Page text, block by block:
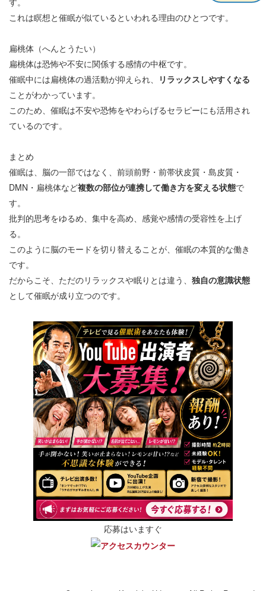
これは瞑想と催眠が似ているといわれる理由のひとつです。
扁桃体（へんとうたい）
扁桃体は恐怖や不安に関係する感情の中枢です。
催眠中には扁桃体の過活動が抑えられ、
リラックスしやすくなる
ことがわかっています。
このため、催眠は不安や恐怖をやわらげるセラピーにも活用され
ているのです。
まとめ
催眠は、脳の一部ではなく、前頭前野・前帯状皮質・島皮質・
DMN・扁桃体など複数の部位が連携して働き方を変える状態で
す。
批判的思考をゆるめ、集中を高め、感覚や感情の受容性を上げ
る。
このように脳のモードを切り替えることが、催眠の本質的な働き
です。
だからこそ、ただのリラックスや眠りとは違う、 独自の意識状態
として催眠が成り立つのです。
応募はいますぐ